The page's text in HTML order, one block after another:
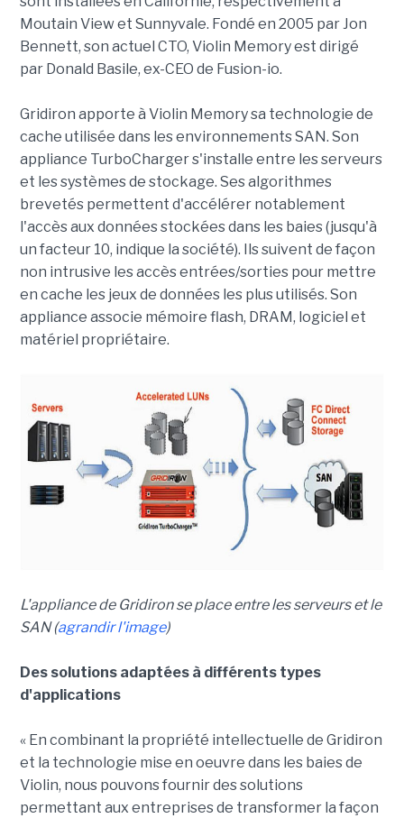
Moutain View et Sunnyvale. Fondé en 2005 par Jon
Bennett, son actuel CTO, Violin Memory est dirigé
par Donald Basile, ex-CEO de Fusion-io.
Gridiron apporte à Violin Memory sa technologie de
cache utilisée dans les environnements SAN. Son
appliance TurboCharger s'installe entre les serveurs
et les systèmes de stockage. Ses algorithmes
brevetés permettent d'accélérer notablement
l'accès aux données stockées dans les baies (jusqu'à
un facteur 10, indique la société). Ils suivent de façon
non intrusive les accès entrées/sorties pour mettre
en cache les jeux de données les plus utilisés. Son
appliance associe mémoire flash, DRAM, logiciel et
matériel propriétaire.
L'appliance de Gridiron se place entre les serveurs et le
SAN (agrandir l'image)
Des solutions adaptées à différents types
d'applications
« En combinant la propriété intellectuelle de Gridiron
et la technologie mise en oeuvre dans les baies de
Violin, nous pouvons fournir des solutions
permettant aux entreprises de transformer la façon